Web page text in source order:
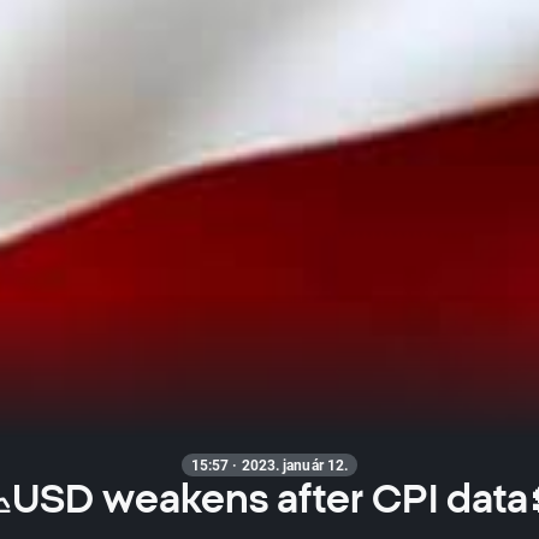
15:57 · 2023. január 12.
weakens after CPI